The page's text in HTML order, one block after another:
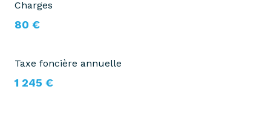
Charges
80 €
Taxe foncière annuelle
1 245 €